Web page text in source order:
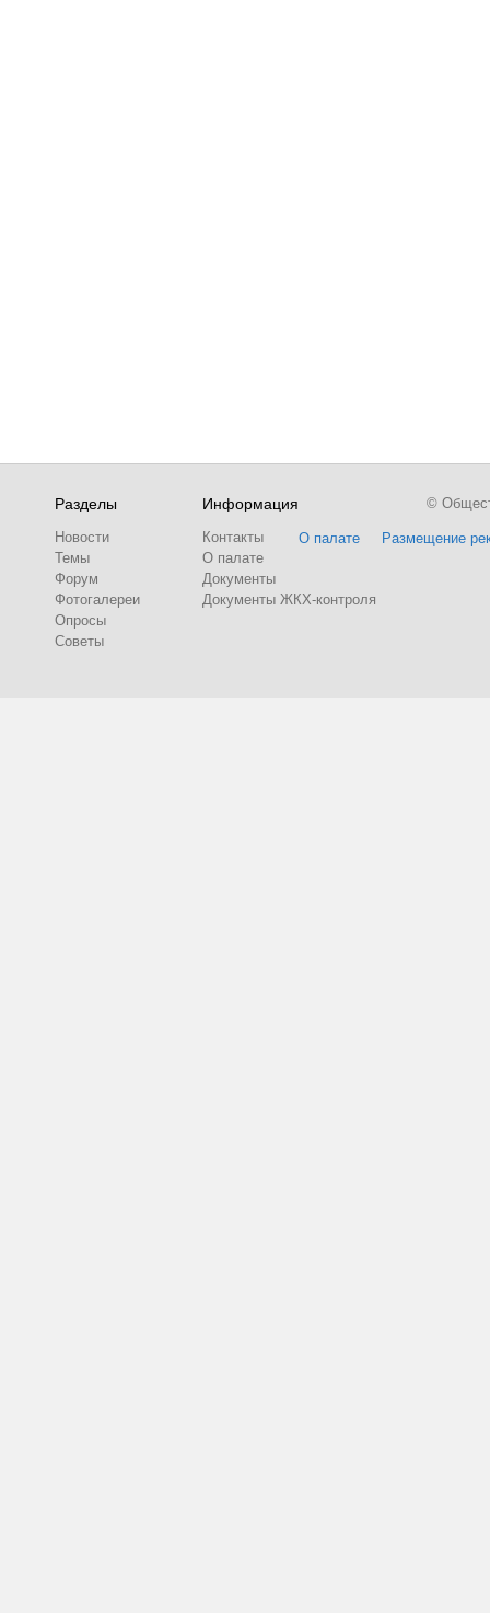
Разделы
Новости
Темы
Форум
Фотогалереи
Опросы
Советы
Информация
Контакты
О палате
Документы
Документы ЖКХ-контроля
О палате Размещение
©